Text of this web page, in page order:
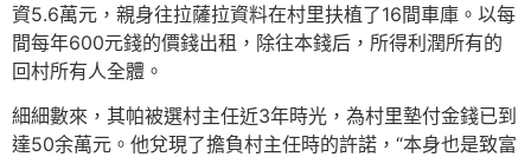
資5.6萬元，親身往拉薩拉資料在村里扶植了16間車庫。以每
間每年600元錢的價錢出租，除往本錢后，所得利潤所有的
回村所有人全體。
細細數來，其帕被選村主任近3年時光，為村里墊付金錢已到
達50余萬元。他兌現了擔負村主任時的許諾，“本身也是致富